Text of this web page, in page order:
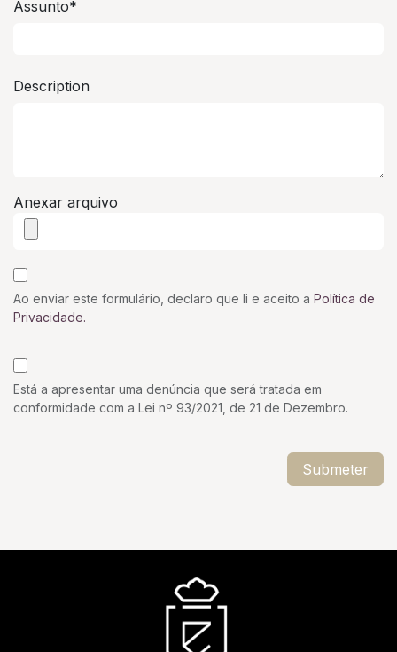
Assunto*
Description
Anexar arquivo
Ao enviar este formulário, declaro que li e aceito a Política de
Privacidade.
Está a apresentar uma denúncia que será tratada em
conformidade com a Lei nº 93/2021, de 21 de Dezembro.
Submeter